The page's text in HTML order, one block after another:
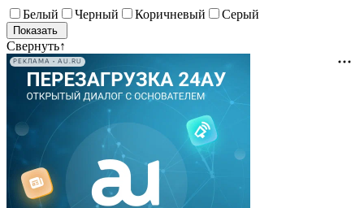
Белый Черный Коричневый Серый
Свернуть↑
РЕКЛАМА • AU.RU